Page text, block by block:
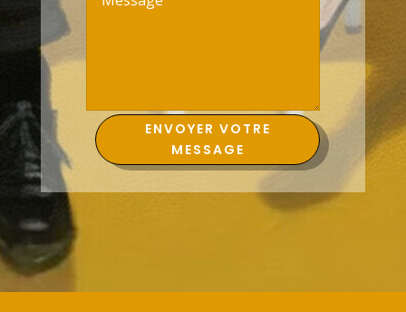
ENVOYER VOTRE
MESSAGE